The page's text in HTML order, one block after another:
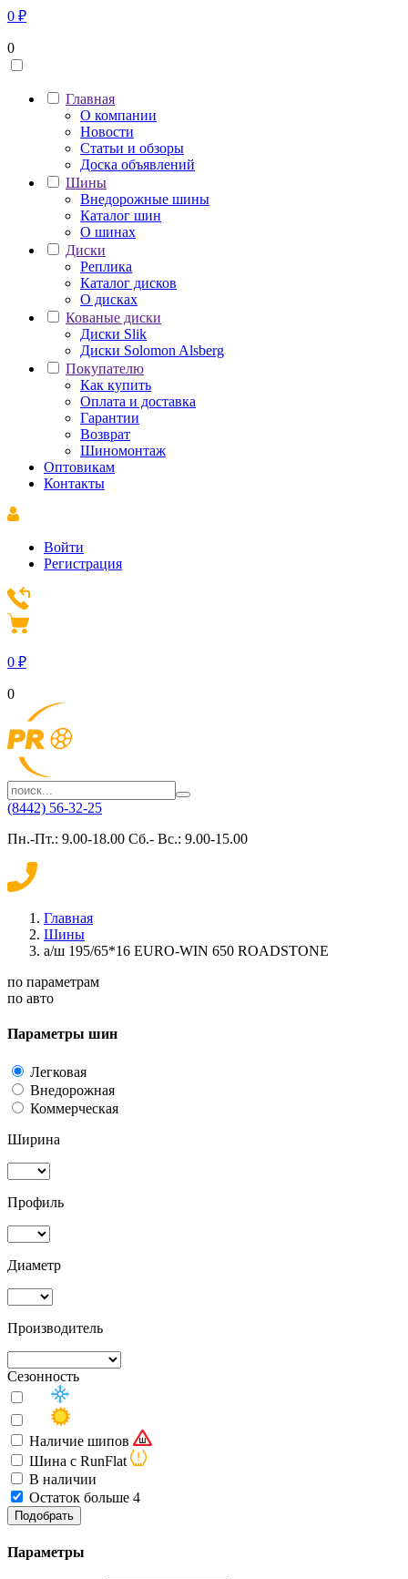
0 ₽
0
Главная
О компании
Новости
Статьи и обзоры
Доска объявлений
Шины
Внедорожные шины
Каталог шин
О шинах
Диски
Реплика
Каталог дисков
О дисках
Кованые диски
Диски Slik
Диски Solomon Alsberg
Покупателю
Как купить
Оплата и доставка
Гарантии
Возврат
Шиномонтаж
Оптовикам
Контакты
Войти
Регистрация
0 ₽
0
(8442) 56-32-25
Пн.-Пт.: 9.00-18.00 Сб.- Вс.: 9.00-15.00
Главная
Шины
а/ш 195/65*16 EURO-WIN 650 ROADSTONE
по параметрам
по авто
Параметры шин
Легковая
Внедорожная
Коммерческая
Ширина
Профиль
Диаметр
Производитель
Сезонность
Наличие шипов
Шина с RunFlat
В наличии
Остаток больше 4
Подобрать
Параметры